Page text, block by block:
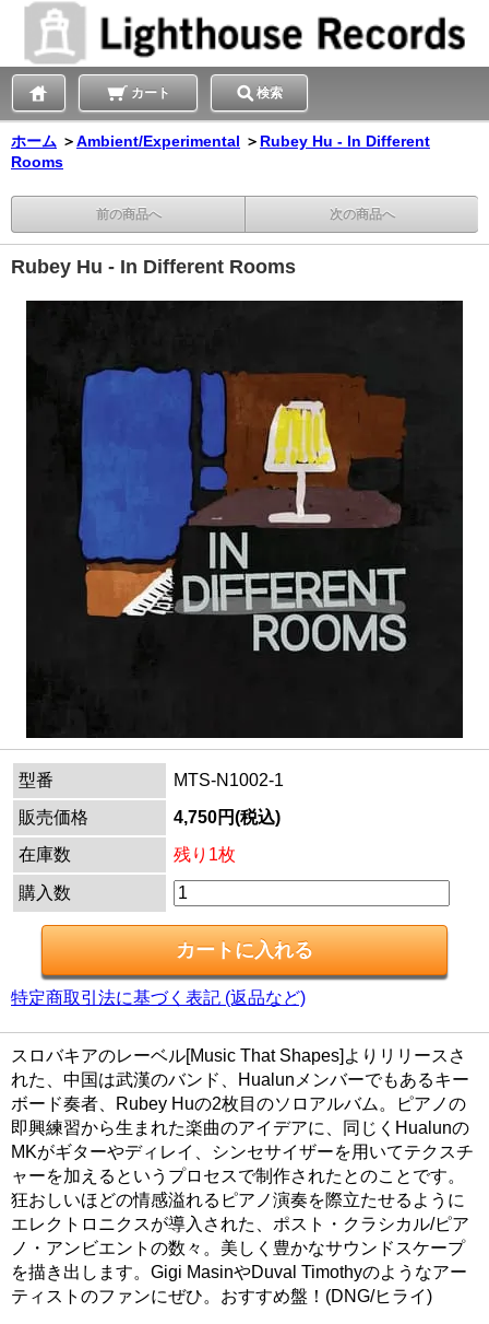
カート 検索
ホーム ＞Ambient/Experimental ＞ Rubey Hu - In Different
Rooms
前の商品へ 次の商品へ
Rubey Hu - In Different Rooms
型番
MTS-N1002-1
販売価格
4,750円(税込)
在庫数
残り1枚
購入数
特定商取引法に基づく表記 (返品など)
スロバキアのレーベル[Music That Shapes]よりリリースさ
れた、中国は武漢のバンド、Hualunメンバーでもあるキー
ボード奏者、Rubey Huの2枚目のソロアルバム。ピアノの
即興練習から生まれた楽曲のアイデアに、同じくHualunの
MKがギターやディレイ、シンセサイザーを用いてテクスチ
ャーを加えるというプロセスで制作されたとのことです。
狂おしいほどの情感溢れるピアノ演奏を際立たせるように
エレクトロニクスが導入された、ポスト・クラシカル/ピア
ノ・アンビエントの数々。美しく豊かなサウンドスケープ
を描き出します。Gigi MasinやDuval Timothyのようなアー
ティストのファンにぜひ。おすすめ盤！(DNG/ヒライ)